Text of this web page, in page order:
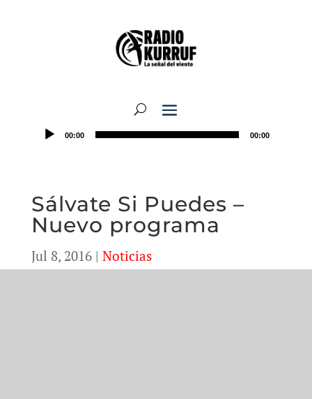
00:00 00:00
Sálvate Si Puedes –
Nuevo programa
Jul 8, 2016| Noticias